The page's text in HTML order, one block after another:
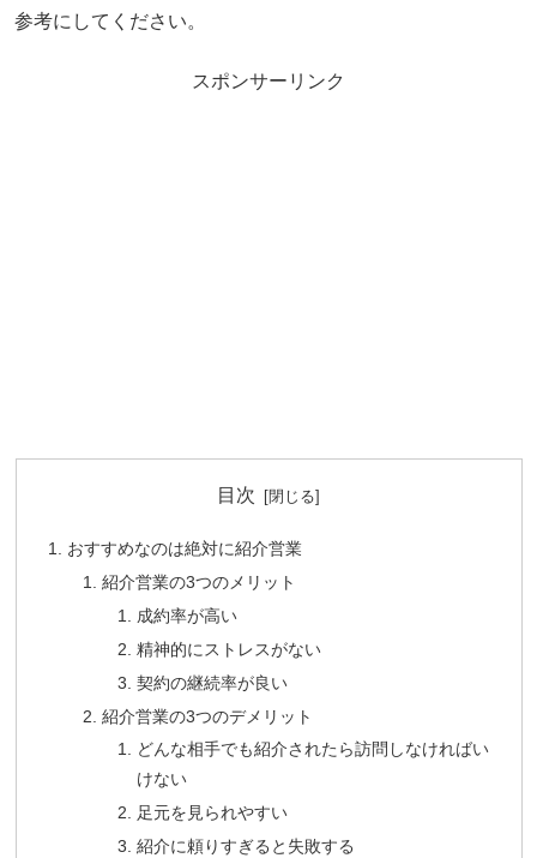
参考にしてください。
スポンサーリンク
目次
おすすめなのは絶対に紹介営業
紹介営業の3つのメリット
成約率が高い
精神的にストレスがない
契約の継続率が良い
紹介営業の3つのデメリット
どんな相手でも紹介されたら訪問しなければい
けない
足元を見られやすい
紹介に頼りすぎると失敗する